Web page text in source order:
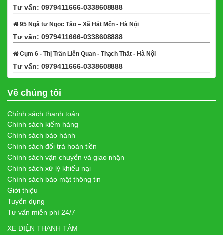
Tư vấn: 0979411666-0338608888
95 Ngã tư Ngọc Tảo – Xã Hát Môn - Hà Nội
Tư vấn: 0979411666-0338608888
Cụm 6 - Thị Trấn Liên Quan - Thạch Thất - Hà Nội
Tư vấn: 0979411666-0338608888
Về chúng tôi
Chính sách thanh toán
Chính sách kiểm hàng
Chính sách bảo hành
Chính sách đổi trả hoàn tiền
Chính sách vận chuyển và giao nhận
Chính sách xử lý khiếu nại
Chính sách bảo mật thông tin
Giới thiệu
Tuyển dụng
Tư vấn miễn phí 24/7
XE ĐIỆN THANH TÂM